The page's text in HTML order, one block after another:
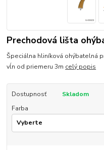
Prechodová lišta
Špeciálna hliníková ohýbatelná
vĺn od priemeru 3m celý popis
Dostupnosť
Skladom
Farba